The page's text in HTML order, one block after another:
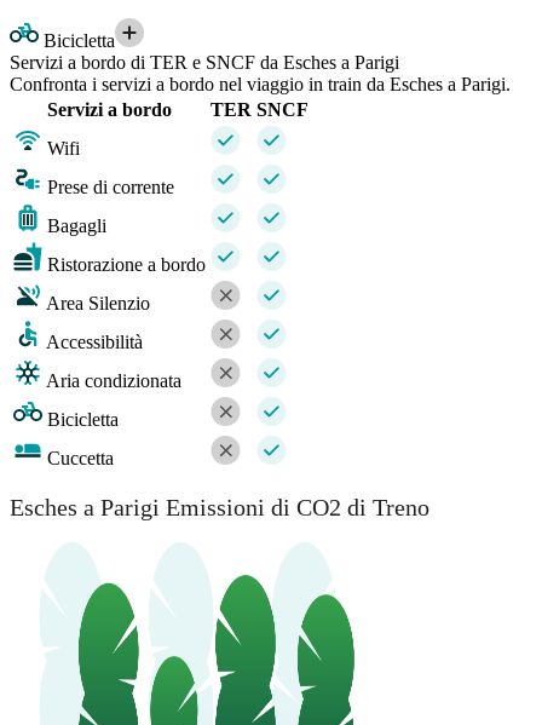
Bicicletta
Servizi a bordo di TER e SNCF da Esches a Parigi
Confronta i servizi a bordo nel viaggio in train da Esches a Parigi.
Servizi a bordo
TER SNCF
Wifi
Prese di corrente
Bagagli
Ristorazione a bordo
Area Silenzio
Accessibilità
Aria condizionata
Bicicletta
Cuccetta
Esches a Parigi Emissioni di CO2 di Treno